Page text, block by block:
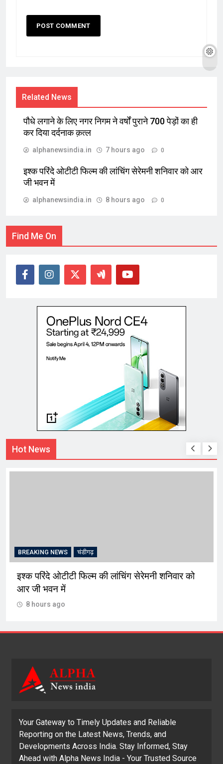
Related News
पौधे लगाने के लिए नगर निगम ने वर्षों पुराने 700 पेड़ों का ही
कर दिया दर्दनाक क़त्ल
alphanewsindia.in 7 hours ago 0
इश्क परिंदे ओटीटी फिल्म की लांचिंग सेरेमनी शनिवार को आर
जी भवन में
alphanewsindia.in 8 hours ago 0
Find Me On
Hot News
BREAKING NEWS चंडीगढ़
इश्क परिंदे ओटीटी फिल्म की लांचिंग सेरेमनी शनिवार को
आर जी भवन में
8 hours ago
Your Gateway to Timely Updates and Reliable
Reporting on the Latest News, Trends, and
Developments Across India. Stay Informed, Stay
Ahead with Alpha News India - Your Trusted Source